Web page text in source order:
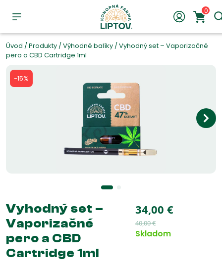
0
Úvod /Produkty /Výhodné balíky /Vyhodný set – Vaporizačné
pero a CBD Cartridge 1ml
-15%
Vyhodný set –
Vaporizačné
pero a CBD
Cartridge 1ml
34,00€
40,00€
Skladom